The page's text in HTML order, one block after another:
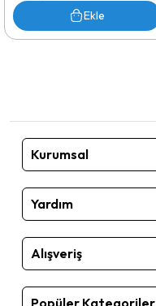
Ekle
Kurumsal
Yardım
Alışveriş
Popüler Kategoriler